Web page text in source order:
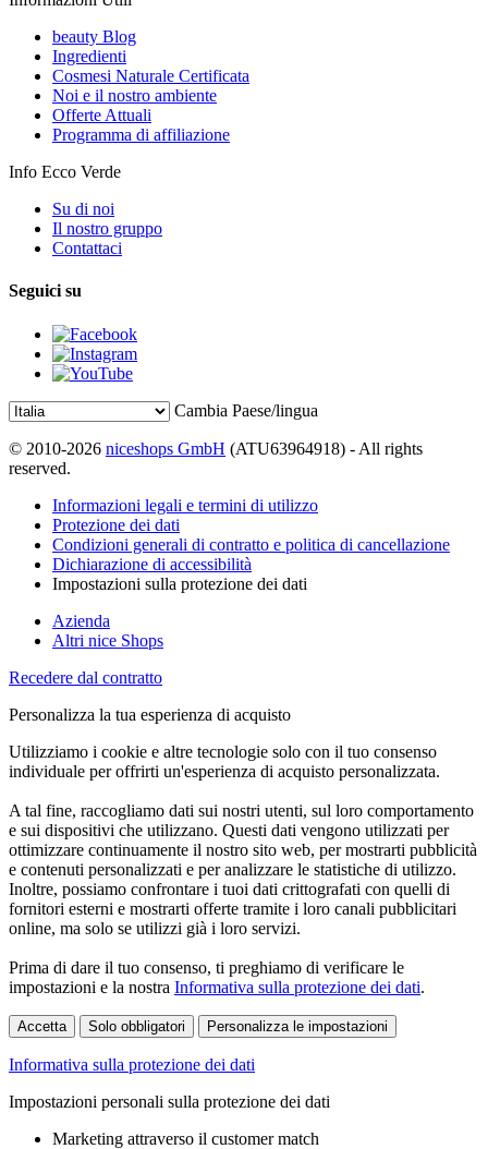
beauty Blog
Ingredienti
Cosmesi Naturale Certificata
Noi e il nostro ambiente
Offerte Attuali
Programma di affiliazione
Info Ecco Verde
Su di noi
Il nostro gruppo
Contattaci
Seguici su
Cambia Paese/lingua
© 2010-2026 niceshops GmbH (ATU63964918) - All rights
reserved.
Informazioni legali e termini di utilizzo
Protezione dei dati
Condizioni generali di contratto e politica di cancellazione
Dichiarazione di accessibilità
Impostazioni sulla protezione dei dati
Azienda
Altri nice Shops
Recedere dal contratto
Personalizza la tua esperienza di acquisto
Utilizziamo i cookie e altre tecnologie solo con il tuo consenso
individuale per offrirti un'esperienza di acquisto personalizzata.
A tal fine, raccogliamo dati sui nostri utenti, sul loro comportamento
e sui dispositivi che utilizzano. Questi dati vengono utilizzati per
ottimizzare continuamente il nostro sito web, per mostrarti pubblicità
e contenuti personalizzati e per analizzare le statistiche di utilizzo.
Inoltre, possiamo confrontare i tuoi dati crittografati con quelli di
fornitori esterni e mostrarti offerte tramite i loro canali pubblicitari
online, ma solo se utilizzi già i loro servizi.
Prima di dare il tuo consenso, ti preghiamo di verificare le
impostazioni e la nostra Informativa sulla protezione dei dati.
Accetta Solo obbligatori Personalizza le impostazioni
Informativa sulla protezione dei dati
Impostazioni personali sulla protezione dei dati
Marketing attraverso il customer match